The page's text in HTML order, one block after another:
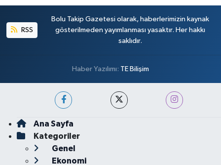
RSS
Bolu Takip Gazetesi olarak, haberlerimizin kaynak
gösterilmeden yayımlanması yasaktır. Her hakkı
saklıdır.
Haber Yazılımı: TE Bilişim
Ana Sayfa
Kategoriler
Genel
Ekonomi